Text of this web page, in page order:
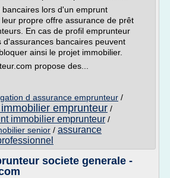
lors d'un emprunt
propre offre assurance de prêt
En cas de profil emprunteur
d'assurances bancaires peuvent
ainsi le projet immobilier.
propose des...
d assurance emprunteur /
emprunteur /
immobilier emprunteur /
senior / assurance
societe generale -